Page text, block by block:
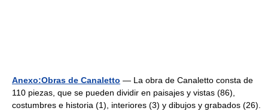
Anexo:Obras de Canaletto — La obra de Canaletto consta de
110 piezas, que se pueden dividir en paisajes y vistas (86),
costumbres e historia (1), interiores (3) y dibujos y grabados (26).